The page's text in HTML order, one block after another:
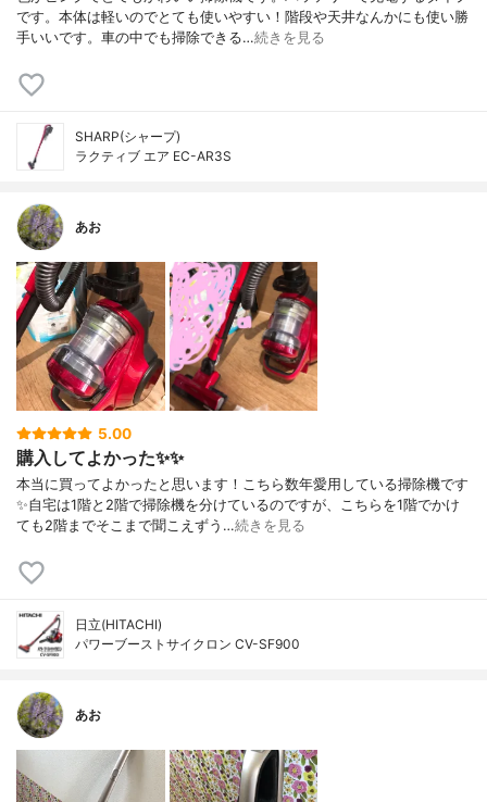
です。本体は軽いのでとても使いやすい！階段や天井なんかにも使い勝
手いいです。車の中でも掃除できる…続きを見る
SHARP(シャープ)
ラクティブ エア EC-AR3S
あお
5.00
購入してよかった✨✨
本当に買ってよかったと思います！こちら数年愛用している掃除機です
✨自宅は1階と2階で掃除機を分けているのですが、こちらを1階でかけ
ても2階までそこまで聞こえずう…続きを見る
日立(HITACHI)
パワーブーストサイクロン CV-SF900
あお